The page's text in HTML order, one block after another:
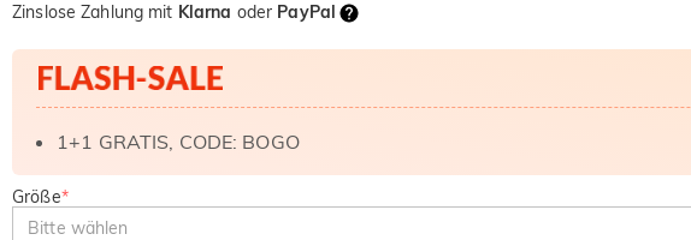
Zinslose Zahlung mit Klarna oder PayPal
1+1 GRATIS, CODE: BOGO
Größe*
Bitte wählen